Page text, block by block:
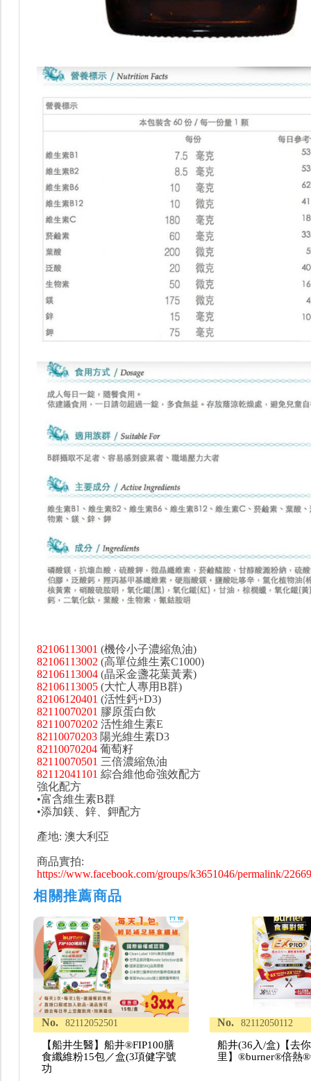
82106113001 (機伶小子濃縮魚油)
82106113002 (高單位維生素C1000)
82106113004(晶采金盞花葉黃素)
82106113005(大忙人專用B群)
82106120401 (活性鈣+D3)
82110070201 膠原蛋白飲
82110070202 活性維生素E
82110070203陽光維生素D3
82110070204葡萄籽
82110070501 三倍濃縮魚油
82112041101 綜合維他命強效配方
強化配方
•富含維生素B群
•添加鎂、鋅、鉀配方
產地: 澳大利亞
商品實拍:
https://www.facebook.com/groups/k3651046/permalink/
相關推薦商品
No. 82112052501
【船井生醫】船井®FIP100膳
食纖維粉15包／盒(3項健字號
功
No. 82112050112
船井(36入/盒)【去
里】®burner®倍熱